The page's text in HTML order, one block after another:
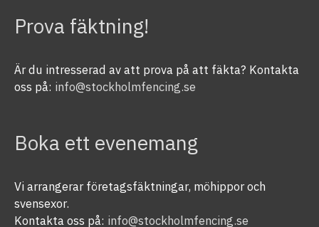
Prova fäktning!
Är du intresserad av att prova på att fäkta? Kontakta
oss på: info@stockholmfencing.se
Boka ett evenemang
Vi arrangerar företagsfäktningar, möhippor och
svensexor.
Kontakta oss på: info@stockholmfencing.se